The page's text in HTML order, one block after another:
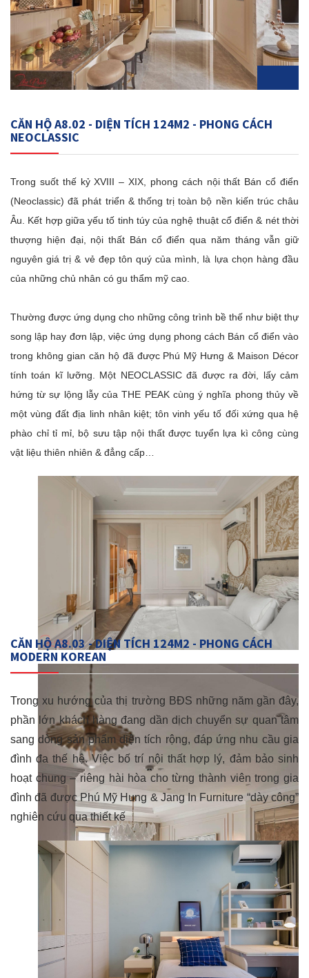
CĂN HỘ A8.02 - DIỆN TÍCH 124M2 - PHONG CÁCH
NEOCLASSIC
Trong suốt thế kỷ XVIII – XIX, phong cách nội thất Bán cổ điển
(Neoclassic) đã phát triển & thống trị toàn bộ nền kiến trúc châu
Âu. Kết hợp giữa yếu tố tinh túy của nghệ thuật cổ điển & nét thời
thượng hiện đại, nội thất Bán cổ điển qua năm tháng vẫn giữ
nguyên giá trị & vẻ đẹp tôn quý của mình, là lựa chọn hàng đầu
của những chủ nhân có gu thẩm mỹ cao.
Thường được ứng dụng cho những công trình bề thế như biệt thự
song lập hay đơn lập, việc ứng dụng phong cách Bán cổ điển vào
trong không gian căn hộ đã được Phú Mỹ Hưng & Maison Décor
tính toán kĩ lưỡng. Một NEOCLASSIC đã được ra đời, lấy cảm
hứng từ sự lộng lẫy của THE PEAK cùng ý nghĩa phong thủy về
một vùng đất địa linh nhân kiệt; tôn vinh yếu tố đối xứng qua hệ
phào chỉ tỉ mỉ, bộ sưu tập nội thất được tuyển lựa kì công cùng
vật liệu thiên nhiên & đẳng cấp…
CĂN HỘ A8.03 - DIỆN TÍCH 124M2 - PHONG CÁCH
MODERN KOREAN
Trong xu hướng của thị trường BĐS những năm gần đây,
phần lớn khách hàng đang dần dịch chuyển sự quan tâm
sang dòng sản phẩm diện tích rộng, đáp ứng nhu cầu gia
đình đa thế hệ. Việc bố trí nội thất hợp lý, đảm bảo sinh
hoạt chung – riêng hài hòa cho từng thành viên trong gia
đình đã được Phú Mỹ Hung & Jang In Furniture “dày công”
nghiên cứu qua thiết kế